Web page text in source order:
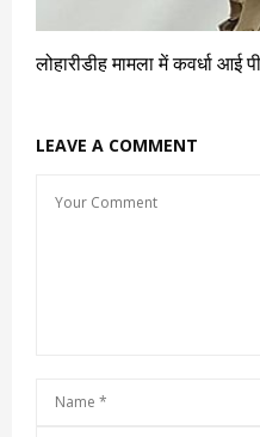
लोहारीडीह मामला में कवर्धा
LEAVE A COMMENT